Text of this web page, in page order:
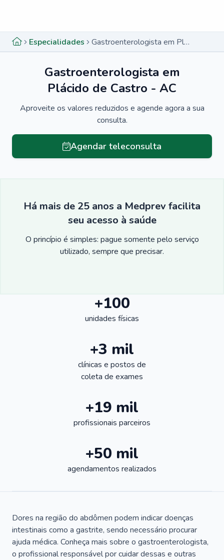
Especialidades Gastroenterologista em Plácido de Castro - AC
Gastroenterologista em
Plácido de Castro - AC
Aproveite os valores reduzidos e agende agora a sua
consulta.
Agendar teleconsulta
Há mais de 25 anos a Medprev facilita
seu acesso à saúde
O princípio é simples: pague somente pelo serviço
utilizado, sempre que precisar.
+100
unidades físicas
+3 mil
clínicas e postos de
coleta de exames
+19 mil
profissionais parceiros
+50 mil
agendamentos realizados
Dores na região do abdômen podem indicar doenças
intestinais como a gastrite, sendo necessário procurar
ajuda médica. Conheça mais sobre o gastroenterologista,
o profissional responsável por cuidar dessas e outras